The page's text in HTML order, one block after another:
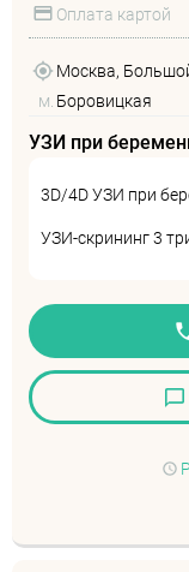
Оплата картой
Москва,
м. Боровицкая
УЗИ при
3D/4D УЗИ при
УЗИ-скрининг 3